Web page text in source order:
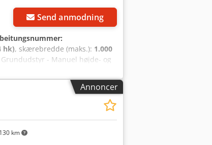
Send anmodning
hk), skærebredde (maks.): 1.000
Grundudstyr - Manuel højde- og
(5,5 hk) med én hastighed,
kaplængde op til 3.450
100 mm, 70 mm ved 45° -
(7,5 hk), 2 hastigheder -
Annoncer
km